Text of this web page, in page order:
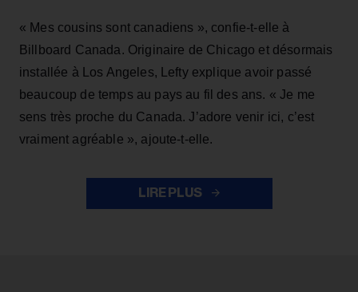
« Mes cousins sont canadiens », confie-t-elle à
Billboard Canada. Originaire de Chicago et désormais
installée à Los Angeles, Lefty explique avoir passé
beaucoup de temps au pays au fil des ans. « Je me
sens très proche du Canada. J’adore venir ici, c’est
vraiment agréable », ajoute-t-elle.
LIRE PLUS